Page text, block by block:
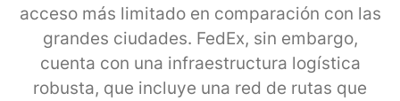
acceso más limitado en comparación con las
grandes ciudades. FedEx, sin embargo,
cuenta con una infraestructura logística
robusta, que incluye una red de rutas que